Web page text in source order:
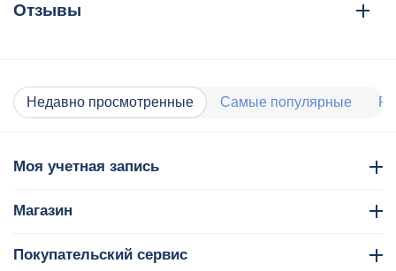
Отзывы
Недавно просмотренные Самые популярные
Моя учетная запись
Магазин
Покупательский сервис